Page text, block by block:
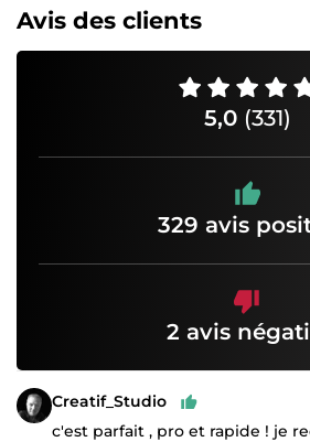
Avis des clients
5,0 (331)
329 avis
2 avis
Creatif_Studio
c'est parfait , pro et rapide ! je